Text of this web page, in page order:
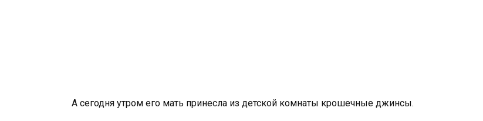
А сегодня утром его мать принесла из детской комнаты крошечные джинсы.